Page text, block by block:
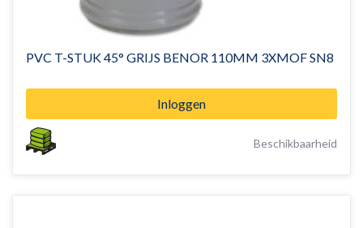
PVC T-STUK 45° GRIJS BENOR 110MM 3XMOF SN8
Inloggen
Beschikbaarheid